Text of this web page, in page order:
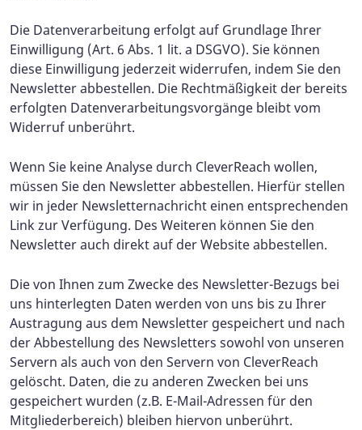
Die Datenverarbeitung erfolgt auf Grundlage Ihrer
Einwilligung (Art. 6 Abs. 1 lit. a DSGVO). Sie können
diese Einwilligung jederzeit widerrufen, indem Sie den
Newsletter abbestellen. Die Rechtmäßigkeit der bereits
erfolgten Datenverarbeitungsvorgänge bleibt vom
Widerruf unberührt.
Wenn Sie keine Analyse durch CleverReach wollen,
müssen Sie den Newsletter abbestellen. Hierfür stellen
wir in jeder Newsletternachricht einen entsprechenden
Link zur Verfügung. Des Weiteren können Sie den
Newsletter auch direkt auf der Website abbestellen.
Die von Ihnen zum Zwecke des Newsletter-Bezugs bei
uns hinterlegten Daten werden von uns bis zu Ihrer
Austragung aus dem Newsletter gespeichert und nach
der Abbestellung des Newsletters sowohl von unseren
Servern als auch von den Servern von CleverReach
gelöscht. Daten, die zu anderen Zwecken bei uns
gespeichert wurden (z.B. E-Mail-Adressen für den
Mitgliederbereich) bleiben hiervon unberührt.